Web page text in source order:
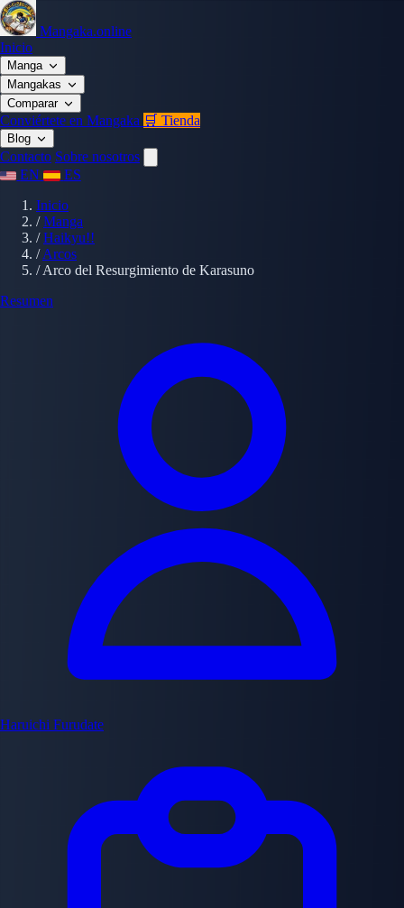
Mangaka.online
Inicio
Manga
Mangakas
Comparar
Conviértete en Mangaka 🛒 Tienda
Blog
Contacto Sobre nosotros
EN
ES
Inicio
/ Manga
/ Haikyu!!
/ Arcos
/ Arco del Resurgimiento de Karasuno
Resumen
Haruichi Furudate